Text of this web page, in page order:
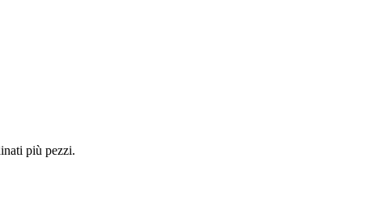
più pezzi.